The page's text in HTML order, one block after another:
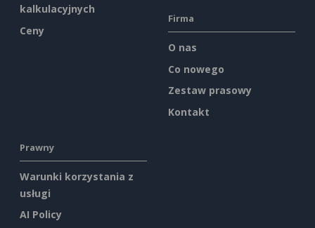
kalkulacyjnych
Ceny
Firma
O nas
Co nowego
Zestaw prasowy
Kontakt
Prawny
Warunki korzystania z
usługi
AI Policy